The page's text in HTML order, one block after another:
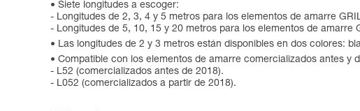
Siete longitudes a escoger:
- Longitudes de 2, 3, 4 y 5 metros para los elementos de amarre
- Longitudes de 5, 10, 15 y 20 metros para los elementos de amarre
Las longitudes de 2 y 3 metros están disponibles en dos colores:
Compatible con los elementos de amarre comercializados antes y
- L52 (comercializados antes de 2018).
- L052 (comercializados a partir de 2018).